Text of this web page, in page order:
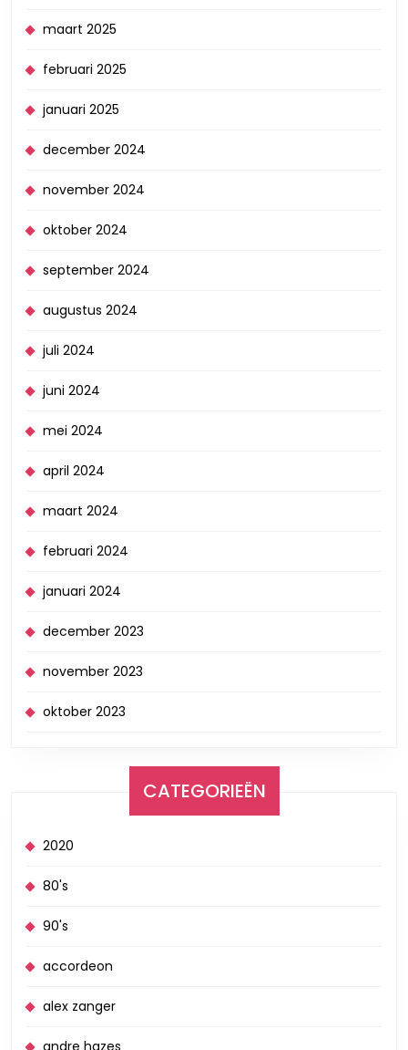
maart 2025
februari 2025
januari 2025
december 2024
november 2024
oktober 2024
september 2024
augustus 2024
juli 2024
juni 2024
mei 2024
april 2024
maart 2024
februari 2024
januari 2024
december 2023
november 2023
oktober 2023
CATEGORIEËN
2020
80's
90's
accordeon
alex zanger